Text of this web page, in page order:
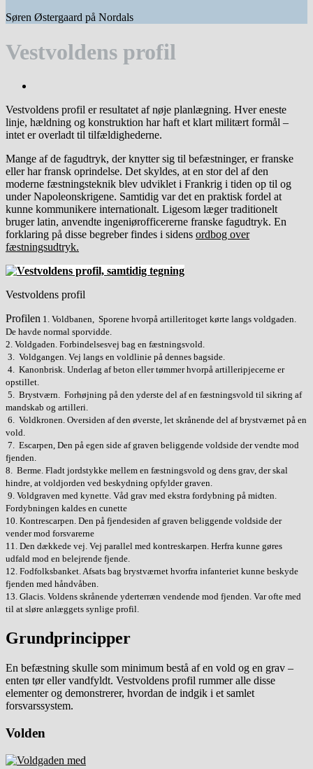
Søren Østergaard på Nordals
Vestvoldens profil
Vestvoldens profil er resultatet af nøje planlægning. Hver eneste
linje, hældning og konstruktion har haft et klart militært formål –
intet er overladt til tilfældighederne.
Mange af de fagudtryk, der knytter sig til befæstninger, er franske
eller har fransk oprindelse. Det skyldes, at en stor del af den
moderne fæstningsteknik blev udviklet i Frankrig i tiden op til og
under Napoleonskrigene. Samtidig var det en praktisk fordel at
kunne kommunikere internationalt. Ligesom læger traditionelt
bruger latin, anvendte ingeniørofficererne franske fagudtryk. En
forklaring på disse begreber findes i sidens ordbog over
fæstningsudtryk.
Vestvoldens profil
Profilen 1. Voldbanen, Sporene hvorpå artilleritoget kørte langs voldgaden.
De havde normal sporvidde.
2. Voldgaden. Forbindelsesvej bag en fæstningsvold.
3. Voldgangen. Vej langs en voldlinie på dennes bagside.
4. Kanonbrisk. Underlag af beton eller tømmer hvorpå artilleripjecerne er
opstillet.
5. Brystværn. Forhøjning på den yderste del af en fæstningsvold til sikring af
mandskab og artilleri.
6. Voldkronen. Oversiden af den øverste, let skrånende del af brystværnet på en
vold.
7. Escarpen, Den på egen side af graven beliggende voldside der vendte mod
fjenden.
8. Berme. Fladt jordstykke mellem en fæstningsvold og dens grav, der skal
hindre, at voldjorden ved beskydning opfylder graven.
9. Voldgraven med kynette. Våd grav med ekstra fordybning på midten.
Fordybningen kaldes en cunette
10. Kontrescarpen. Den på fjendesiden af graven beliggende voldside der
vender mod forsvarerne
11. Den dækkede vej. Vej parallel med kontreskarpen. Herfra kunne gøres
udfald mod en belejrende fjende.
12. Fodfolksbanket. Afsats bag brystværnet hvorfra infanteriet kunne beskyde
fjenden med håndvåben.
13. Glacis. Voldens skrånende yderterræn vendende mod fjenden. Var ofte med
til at sløre anlæggets synlige profil.
Grundprincipper
En befæstning skulle som minimum bestå af en vold og en grav –
enten tør eller vandfyldt. Vestvoldens profil rummer alle disse
elementer og demonstrerer, hvordan de indgik i et samlet
forsvarssystem.
Volden